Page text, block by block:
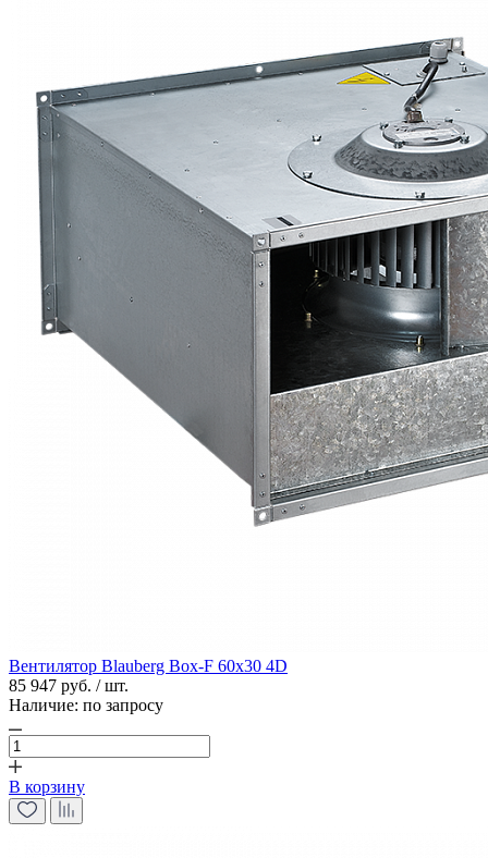
Вентилятор Blauberg Box-F 60х30 4D
85 947 руб. / шт.
Наличие: по запросу
В корзину